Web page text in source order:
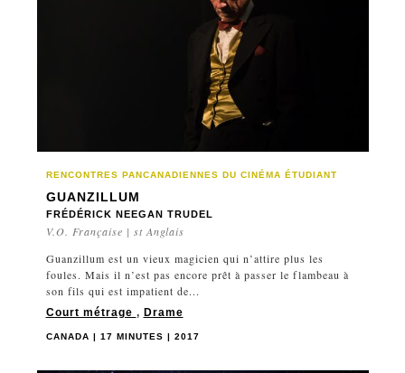
RENCONTRES PANCANADIENNES DU CINÉMA ÉTUDIANT
GUANZILLUM
FRÉDÉRICK NEEGAN TRUDEL
V.O. Française | st Anglais
Guanzillum est un vieux magicien qui n’attire plus les
foules. Mais il n’est pas encore prêt à passer le flambeau à
son fils qui est impatient de...
Court métrage , Drame
CANADA | 17 MINUTES | 2017